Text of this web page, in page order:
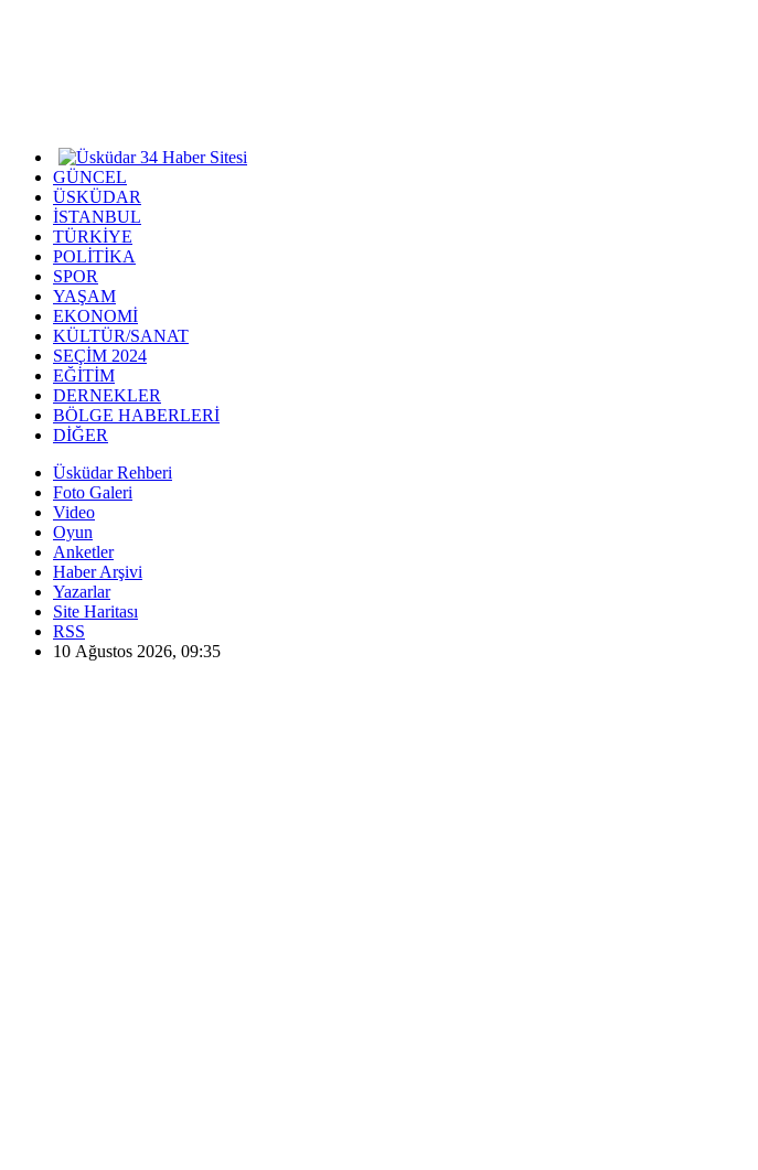
GÜNCEL
ÜSKÜDAR
İSTANBUL
TÜRKİYE
POLİTİKA
SPOR
YAŞAM
EKONOMİ
KÜLTÜR/SANAT
SEÇİM 2024
EĞİTİM
DERNEKLER
BÖLGE HABERLERİ
DİĞER
Üsküdar Rehberi
Foto Galeri
Video
Oyun
Anketler
Haber Arşivi
Yazarlar
Site Haritası
RSS
10 Ağustos 2026, 09:35